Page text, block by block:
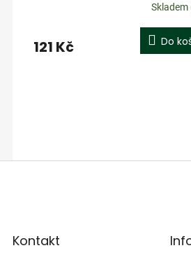
Skladem
121 Kč Do
Kontakt